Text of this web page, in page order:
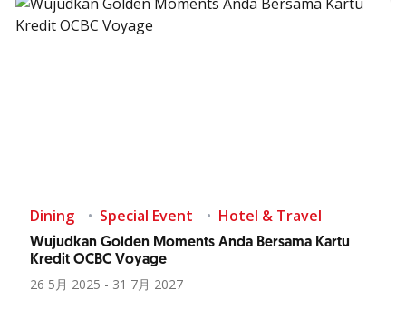
Dining Special Event Hotel & Travel
Wujudkan Golden Moments Anda Bersama Kartu
Kredit OCBC Voyage
26 5月 2025 - 31 7月 2027